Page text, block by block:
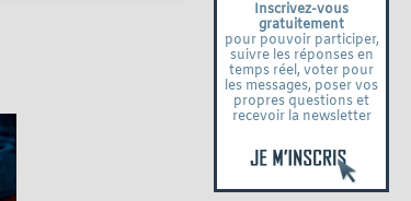
Inscrivez-vous
gratuitement
pour pouvoir participer,
suivre les réponses en
temps réel, voter pour
les messages, poser vos
propres questions et
recevoir la newsletter